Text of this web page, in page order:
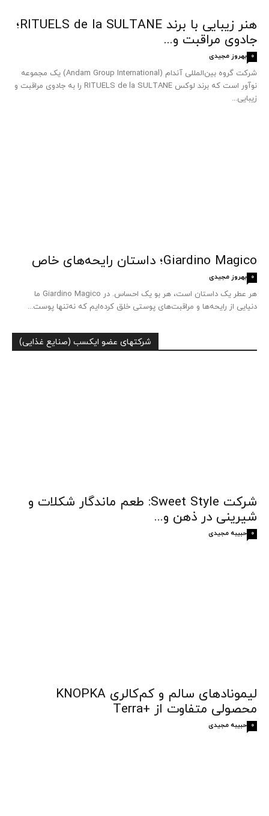
هنر زیبایی با برند RITUELS de la SULTANE؛
جادوی مراقبت و...
بهروز مجیدی 0
شرکت گروه بین‌المللی آندام (Andam Group International) یک مجموعه
نوآور است که برند لوکس RITUELS de la SULTANE را به جادوی مراقبت و
زیبایی...
Giardino Magico؛ داستان رایحه‌های خاص
بهروز مجیدی 0
هر عطر یک داستان است، هر بو یک احساس. در Giardino Magico ما
دنیایی از رایحه‌ها و مراقبت‌های پوستی خلق کرده‌ایم که نه‌تنها پوست...
شرکتهای عضو ایکسب (صنایع غذایی)
شرکت Sweet Style: طعم ماندگار شکلات و
شیرینی در ذهن و...
حبیبه مجیدی 0
لیمونادهای سالم و کم‌کالری KNOPKA
محصولی متفاوت از +Terra
حبیبه مجیدی 0